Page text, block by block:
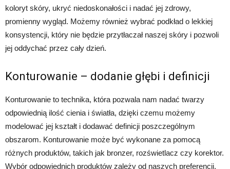
koloryt skóry, ukryć niedoskonałości i nadać jej zdrowy,
promienny wygląd. Możemy również wybrać podkład o lekkiej
konsystencji, który nie będzie przytłaczał naszej skóry i pozwoli
jej oddychać przez cały dzień.
Konturowanie – dodanie głębi i definicji
Konturowanie to technika, która pozwala nam nadać twarzy
odpowiednią ilość cienia i światła, dzięki czemu możemy
modelować jej kształt i dodawać definicji poszczególnym
obszarom. Konturowanie może być wykonane za pomocą
różnych produktów, takich jak bronzer, rozświetlacz czy korektor.
Wybór odpowiednich produktów zależy od naszych preferencji,